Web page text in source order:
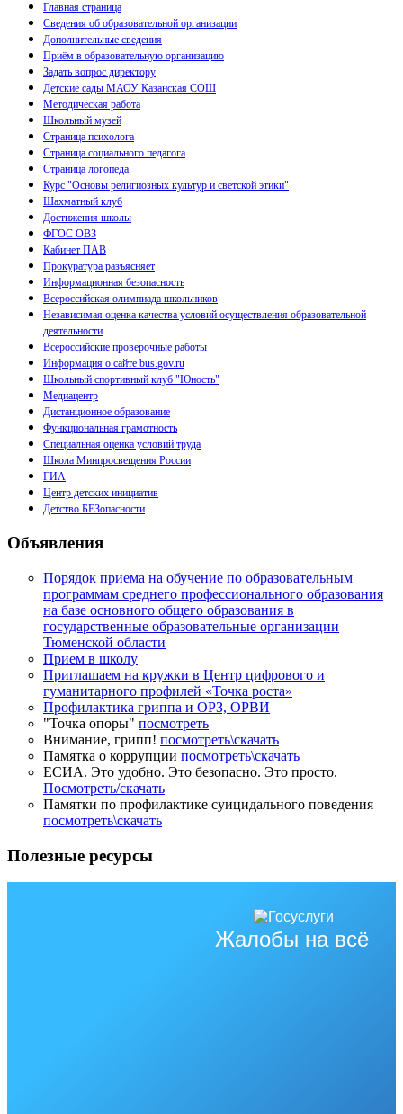
Главная страница
Сведения об образовательной организации
Дополнительные сведения
Приём в образовательную организацию
Задать вопрос директору
Детские сады МАОУ Казанская СОШ
Методическая работа
Школьный музей
Страница психолога
Страница социального педагога
Страница логопеда
Курс "Основы религиозных культур и светской этики"
Шахматный клуб
Достижения школы
ФГОС ОВЗ
Кабинет ПАВ
Прокуратура разъясняет
Информационная безопасность
Всероссийская олимпиада школьников
Независимая оценка качества условий осуществления образовательной
деятельности
Всероссийские проверочные работы
Информация о сайте bus.gov.ru
Школьный спортивный клуб "Юность"
Медиацентр
Дистанционное образование
Функциональная грамотность
Специальная оценка условий труда
Школа Минпросвещения России
ГИА
Центр детских инициатив
Детство БЕЗопасности
Объявления
Порядок приема на обучение по образовательным
программам среднего профессионального образования
на базе основного общего образования в
государственные образовательные организации
Тюменской области
Прием в школу
Приглашаем на кружки в Центр цифрового и
гуманитарного профилей «Точка роста»
Профилактика гриппа и ОРЗ, ОРВИ
"Точка опоры" посмотреть
Внимание, грипп! посмотреть\скачать
Памятка о коррупции посмотреть\скачать
ЕСИА. Это удобно. Это безопасно. Это просто.
Посмотреть/скачать
Памятки по профилактике суицидального поведения
посмотреть\скачать
Полезные ресурсы
Жалобы на всё